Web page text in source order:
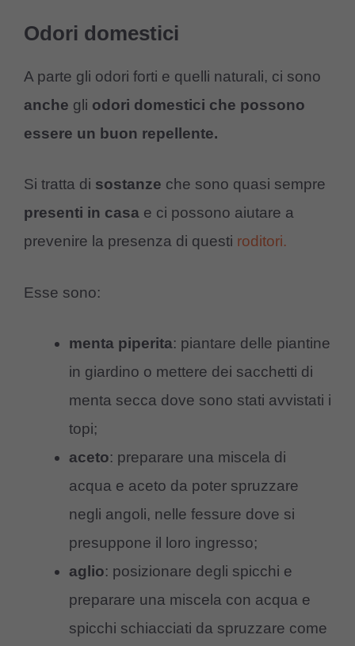
Odori domestici
A parte gli odori forti e quelli naturali, ci sono
anche gli odori domestici che possono
essere un buon repellente.
Si tratta di sostanze che sono quasi sempre
presenti in casa e ci possono aiutare a
prevenire la presenza di questi roditori.
Esse sono:
menta piperita: piantare delle piantine
in giardino o mettere dei sacchetti di
menta secca dove sono stati avvistati i
topi;
aceto: preparare una miscela di
acqua e aceto da poter spruzzare
negli angoli, nelle fessure dove si
presuppone il loro ingresso;
aglio: posizionare degli spicchi e
preparare una miscela con acqua e
spicchi schiacciati da spruzzare come